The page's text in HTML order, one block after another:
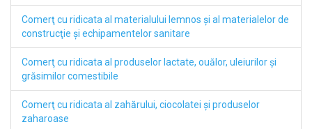
Comerţ cu ridicata al materialului lemnos şi al materialelor de
construcţie şi echipamentelor sanitare
Comerţ cu ridicata al produselor lactate, ouălor, uleiurilor şi
grăsimilor comestibile
Comerţ cu ridicata al zahărului, ciocolatei şi produselor
zaharoase